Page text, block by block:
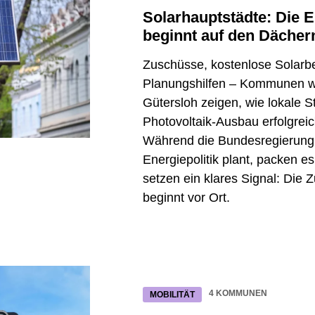
und
Stadtwerken Münster GmbH oder
GmbH, zum Ausdruck, dass
erreicht werden kann.
Anstrengungen der in der Stadt
von Privatpersonen,
– wie den „KlimaTrainer*innen der
„Platanenpower“ – und
eigenen Handlungsspielraum zu
Stadtklimaanalyse
Beispiel voran, indem er Klimaschutz
Solarhauptstädte: Die
beginnt auf den
Zuschüsse, kostenlose
Planungshilfen – Kommunen
Gütersloh zeigen, wie lokale
Photovoltaik-Ausbau
Während die
Energiepolitik plant, packen
setzen ein klares Signal: Die
beginnt vor Ort.
MOBILITÄT 4 KOMMUNEN